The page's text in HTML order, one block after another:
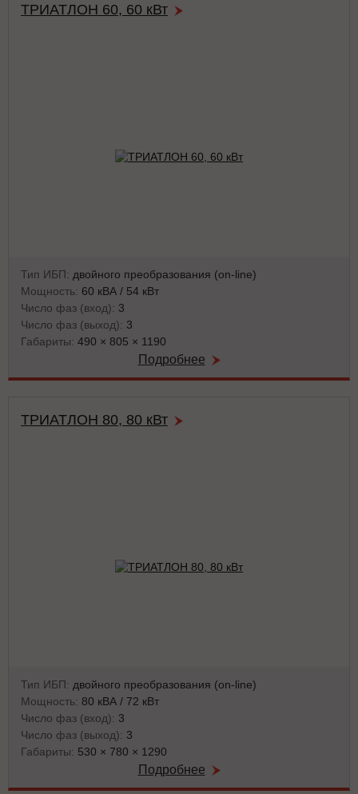
ТРИАТЛОН 60, 60 кВт
Тип ИБП: двойного преобразования (on-line)
Мощность: 60 кВА / 54 кВт
Число фаз (вход): 3
Число фаз (выход): 3
Габариты: 490 × 805 × 1190
Подробнее
ТРИАТЛОН 80, 80 кВт
Тип ИБП: двойного преобразования (on-line)
Мощность: 80 кВА / 72 кВт
Число фаз (вход): 3
Число фаз (выход): 3
Габариты: 530 × 780 × 1290
Подробнее